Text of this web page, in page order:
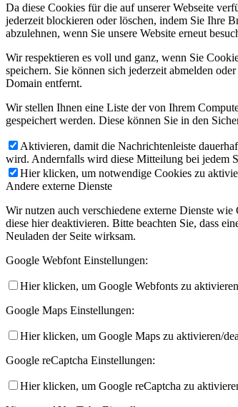
Da diese Cookies für die auf unserer Webseite
jederzeit blockieren oder löschen, indem Sie Ihre
abzulehnen, wenn Sie unsere Website erneut
Wir respektieren es voll und ganz, wenn Sie
speichern. Sie können sich jederzeit abmelden
Domain entfernt.
Wir stellen Ihnen eine Liste der von Ihrem
gespeichert werden. Diese können Sie in den
Aktivieren, damit die Nachrichtenleiste
wird. Andernfalls wird diese Mitteilung bei jedem
Hier klicken, um notwendige Cookies zu
Andere externe Dienste
Wir nutzen auch verschiedene externe Dienste
diese hier deaktivieren. Bitte beachten Sie, dass
Neuladen der Seite wirksam.
Google Webfont Einstellungen:
Hier klicken, um Google Webfonts zu
Google Maps Einstellungen:
Hier klicken, um Google Maps zu aktivieren/
Google reCaptcha Einstellungen:
Hier klicken, um Google reCaptcha zu